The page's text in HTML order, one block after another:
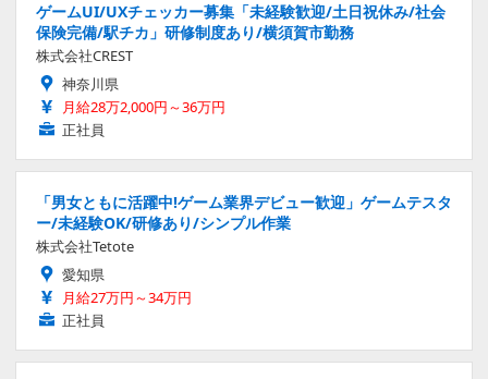
ゲームUI/UXチェッカー募集「未経験歓迎/土日祝休み/社会
保険完備/駅チカ」研修制度あり/横須賀市勤務
株式会社CREST
神奈川県
月給28万2,000円～36万円
正社員
「男女ともに活躍中!ゲーム業界デビュー歓迎」ゲームテスタ
ー/未経験OK/研修あり/シンプル作業
株式会社Tetote
愛知県
月給27万円～34万円
正社員